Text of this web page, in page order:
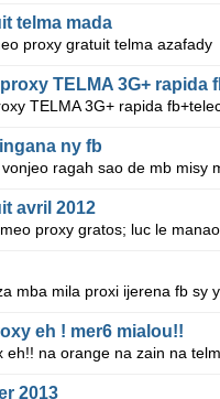
telma mada
proxy gratuit telma azafady
ny fb
avril 2012
eh ! mer6 mialou!!
2013